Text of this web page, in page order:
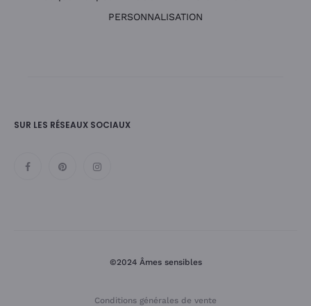
PERSONNALISATION
SUR LES RÉSEAUX SOCIAUX
©2024 Âmes sensibles
Conditions générales de vente